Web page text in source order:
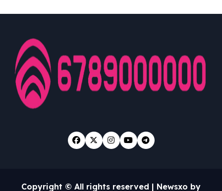
Copyright © All rights reserved | Newsxo by